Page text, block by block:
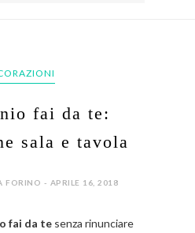
fai da te:
sala e tavola
FORINO - APRILE 16, 2018
fai da te senza rinunciare